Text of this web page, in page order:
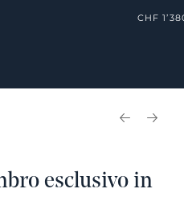
CHF
esclusivo in